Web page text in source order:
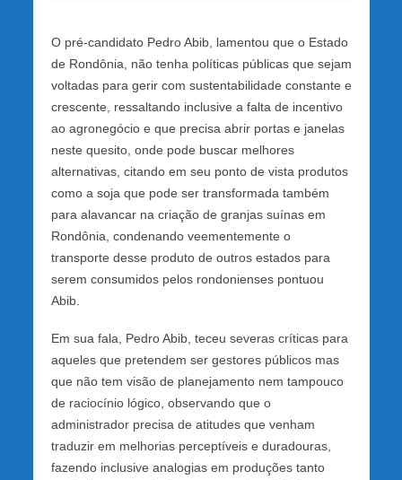
O pré-candidato Pedro Abib, lamentou que o Estado
de Rondônia, não tenha políticas públicas que sejam
voltadas para gerir com sustentabilidade constante e
crescente, ressaltando inclusive a falta de incentivo
ao agronegócio e que precisa abrir portas e janelas
neste quesito, onde pode buscar melhores
alternativas, citando em seu ponto de vista produtos
como a soja que pode ser transformada também
para alavancar na criação de granjas suínas em
Rondônia, condenando veementemente o
transporte desse produto de outros estados para
serem consumidos pelos rondonienses pontuou
Abib.
Em sua fala, Pedro Abib, teceu severas críticas para
aqueles que pretendem ser gestores públicos mas
que não tem visão de planejamento nem tampouco
de raciocínio lógico, observando que o
administrador precisa de atitudes que venham
traduzir em melhorias perceptíveis e duradouras,
fazendo inclusive analogias em produções tanto